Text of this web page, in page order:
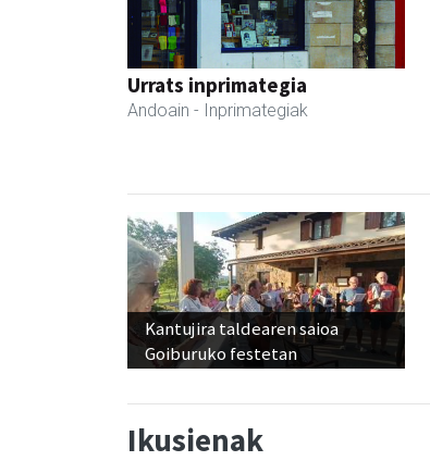
Urrats inprimategia
Andoain - Inprimategiak
Kantujira taldearen saioa
Goiburuko festetan
Ikusienak